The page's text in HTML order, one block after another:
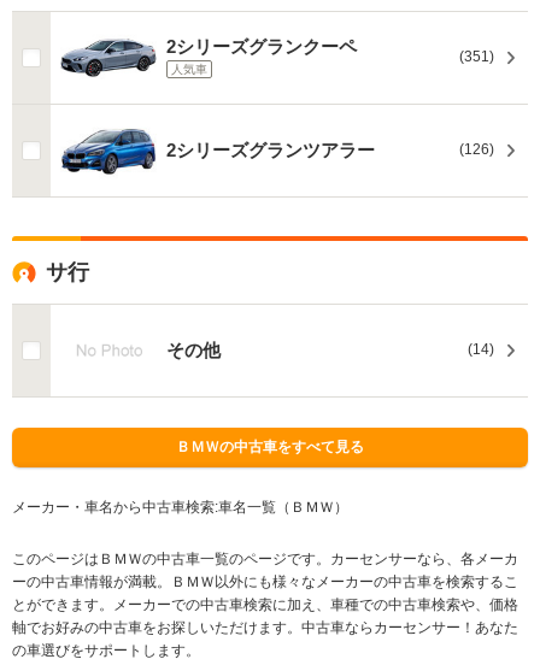
2シリーズグランクーペ
人気車
(351)
2シリーズグランツアラー (126)
サ行
その他 (14)
ＢＭＷの中古車をすべて見る
メーカー・車名から中古車検索:車名一覧（ＢＭＷ）
このページはＢＭＷの中古車一覧のページです。カーセンサーなら、各メーカ
ーの中古車情報が満載。ＢＭＷ以外にも様々なメーカーの中古車を検索するこ
とができます。メーカーでの中古車検索に加え、車種での中古車検索や、価格
軸でお好みの中古車をお探しいただけます。中古車ならカーセンサー！あなた
の車選びをサポートします。